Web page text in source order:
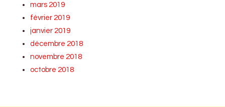
mars 2019
février 2019
janvier 2019
décembre 2018
novembre 2018
octobre 2018